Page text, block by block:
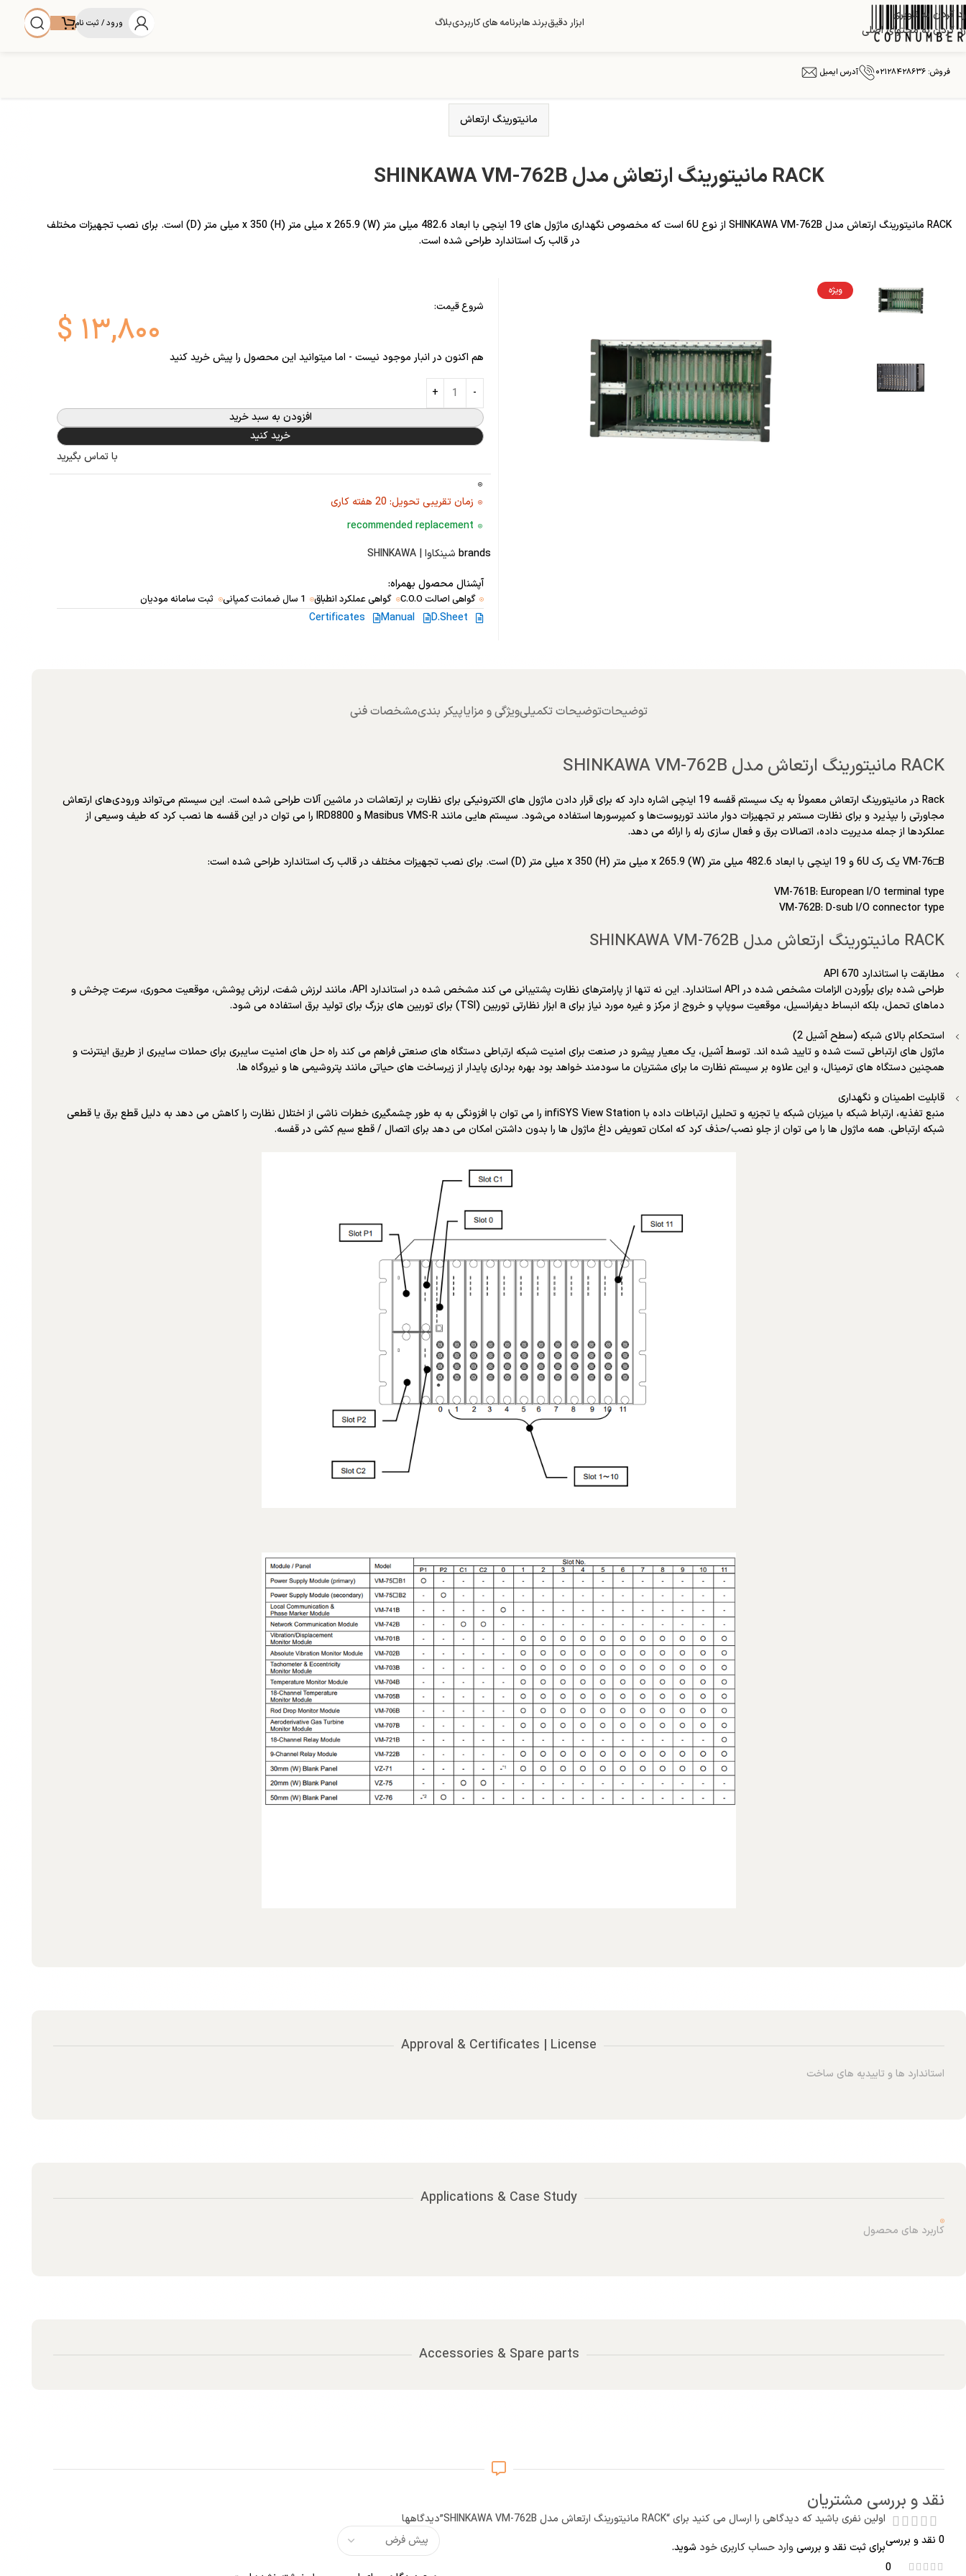
رد کردن به ناوبری
رد کردن به محتوای اصلی
ابزار دقیقبرند هابرنامه های کاربردیبلاگ ورود / ثبت نام
فروش: ۰۲۱۲۸۴۲۸۶۳۶ آدرس ایمیل
مانیتورینگ ارتعاش
RACK مانیتورینگ ارتعاش مدل SHINKAWA VM-762B
RACK مانیتورینگ ارتعاش مدل SHINKAWA VM-762B از نوع 6U است که مخصوص نگهداری ماژول های 19 اینچی با ابعاد 482.6 میلی متر (W) x 265.9 میلی متر (H) x 350 میلی متر (D) است. برای نصب تجهیزات مختلف
در قالب رک استاندارد طراحی شده است.
ویژه
شروع قیمت:
$ ۱۳,۸۰۰
هم اکنون در انبار موجود نیست - اما میتوانید این محصول را پیش خرید کنید
افزودن به سبد خرید
خرید کنید
با تماس بگیرید
زمان تقریبی تحویل: 20 هفته کاری
recommended replacement
brands شینکاوا | SHINKAWA
آپشنال محصول بهمراه:
گواهی اصالت C.O.O گواهی عملکرد انطباق 1 سال ضمانت کمپانی ثبت سامانه مودیان
D.Sheet
Manual
Certificates
توضیحاتتوضیحات تکمیلیویژگی و مزایاپیکر بندیمشخصات فنی
RACK مانیتورینگ ارتعاش مدل SHINKAWA VM-762B
Rack در مانیتورینگ ارتعاش معمولاً به یک سیستم قفسه 19 اینچی اشاره دارد که برای قرار دادن ماژول های الکترونیکی برای نظارت بر ارتعاشات در ماشین آلات طراحی شده است. این سیستم می‌تواند ورودی‌های ارتعاش
مجاورتی را بپذیرد و برای نظارت مستمر بر تجهیزات دوار مانند توربوست‌ها و کمپرسورها استفاده می‌شود. سیستم هایی مانند Masibus VMS-R و IRD8800 را می توان در این قفسه ها نصب کرد که طیف وسیعی از
عملکردها از جمله مدیریت داده، اتصالات برق و فعال سازی رله را ارائه می دهد.
VM-76□B یک رک 6U و 19 اینچی با ابعاد 482.6 میلی متر (W) x 265.9 میلی متر (H) x 350 میلی متر (D) است. برای نصب تجهیزات مختلف در قالب رک استاندارد طراحی شده است:
VM-761B: European I/O terminal type
VM-762B: D-sub I/O connector type
RACK مانیتورینگ ارتعاش مدل SHINKAWA VM-762B
مطابقت با استاندارد API 670
طراحی شده برای برآوردن الزامات مشخص شده در API استاندارد. این نه تنها از پارامترهای نظارت پشتیبانی می کند مشخص شده در استاندارد API، مانند لرزش شفت، لرزش پوشش، موقعیت محوری، سرعت چرخش و
دماهای تحمل، بلکه انبساط دیفرانسیل، موقعیت سوپاپ و خروج از مرکز و غیره مورد نیاز برای a ابزار نظارتی توربین (TSI) برای توربین های بزرگ برای تولید برق استفاده می شود.
استحکام بالای شبکه (سطح آشیل 2)
ماژول های ارتباطی تست شده و تایید شده اند. توسط آشیل، یک معیار پیشرو در صنعت برای امنیت شبکه ارتباطی دستگاه های صنعتی فراهم می کند راه حل های امنیت سایبری برای حملات سایبری از طریق اینترنت و
همچنین دستگاه های ترمینال، و این علاوه بر سیستم نظارت ما برای مشتریان ما سودمند خواهد بود بهره برداری پایدار از زیرساخت های حیاتی مانند پتروشیمی ها و نیروگاه ها.
قابلیت اطمینان و نگهداری
منبع تغذیه، ارتباط شبکه با میزبان شبکه یا تجزیه و تحلیل ارتباطات داده با infiSYS View Station را می توان با افزونگی به به طور چشمگیری خطرات ناشی از اختلال نظارت را کاهش می دهد به دلیل قطع برق یا قطعی
شبکه ارتباطی. همه ماژول ها را می توان از جلو نصب/حذف کرد که امکان تعویض داغ ماژول ها را بدون داشتن امکان می دهد برای اتصال / قطع سیم کشی در قفسه.
Approval & Certificates | License
استاندارد ها و تاییدیه های ساخت
Applications & Case Study
کاربرد های محصول
Accessories & Spare parts
نقد و بررسی مشتریان
0 نقد و بررسی
0
دیدگاهها
اولین نفری باشید که دیدگاهی را ارسال می کنید برای “RACK مانیتورینگ ارتعاش مدل SHINKAWA VM-762B”
برای ثبت نقد و بررسیوارد حساب کاربری خود شوید.